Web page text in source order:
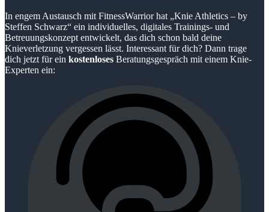
In engem Austausch mit FitnessWarrior hat „Knie Athletics – by
Steffen Schwarz“ ein individuelles, digitales Trainings- und
Betreuungskonzept entwickelt, das dich schon bald deine
Knieverletzung vergessen lässt. Interessant für dich? Dann trage
dich jetzt für ein kostenloses Beratungsgespräch mit einem Knie-
Experten ein: